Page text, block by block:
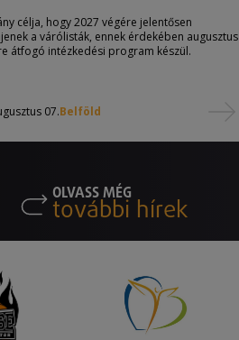
célja, hogy 2027 végére jelentősen
a várólisták, ennek érdekében augusztus
átfogó intézkedési program készül.
07.Belföld
OLVASS MÉG
további hírek